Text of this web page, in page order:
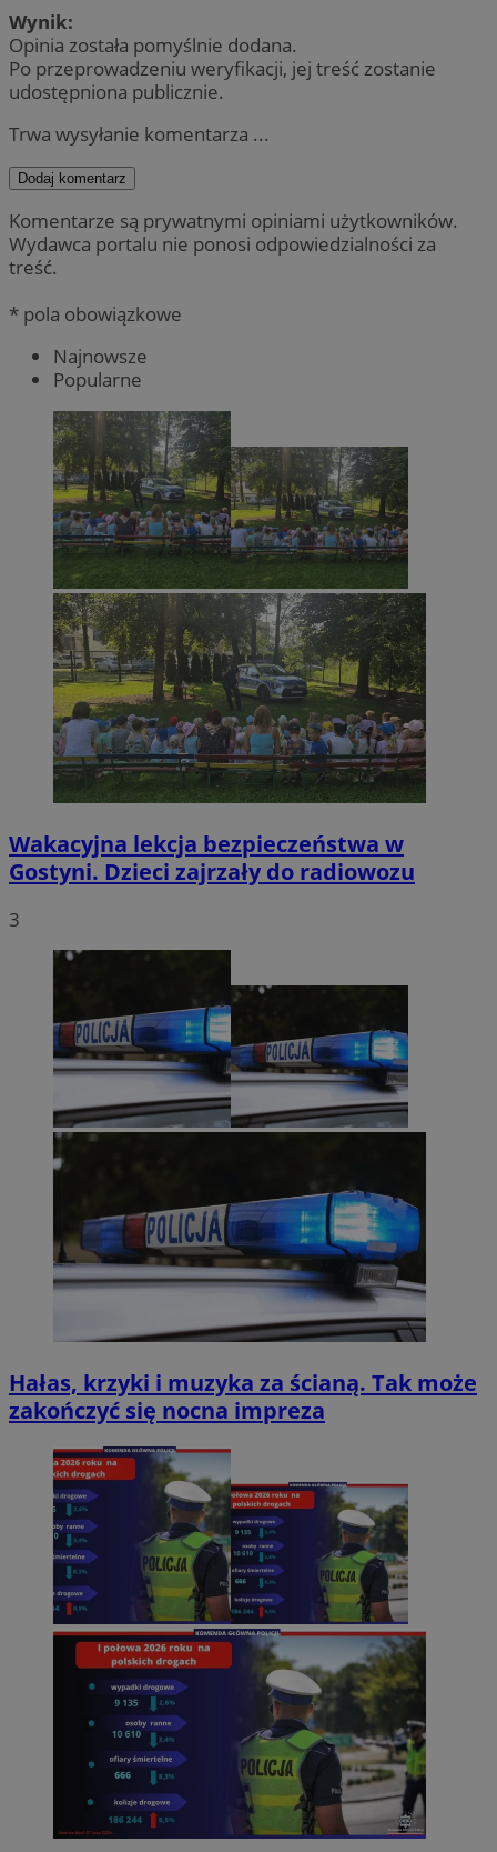
Wynik:
Opinia została pomyślnie dodana.
Po przeprowadzeniu weryfikacji, jej treść zostanie
udostępniona publicznie.
Trwa wysyłanie komentarza ...
Dodaj komentarz
Komentarze są prywatnymi opiniami użytkowników.
Wydawca portalu nie ponosi odpowiedzialności za
treść.
* pola obowiązkowe
Najnowsze
Popularne
Wakacyjna lekcja bezpieczeństwa w
Gostyni. Dzieci zajrzały do radiowozu
3
Hałas, krzyki i muzyka za ścianą. Tak może
zakończyć się nocna impreza